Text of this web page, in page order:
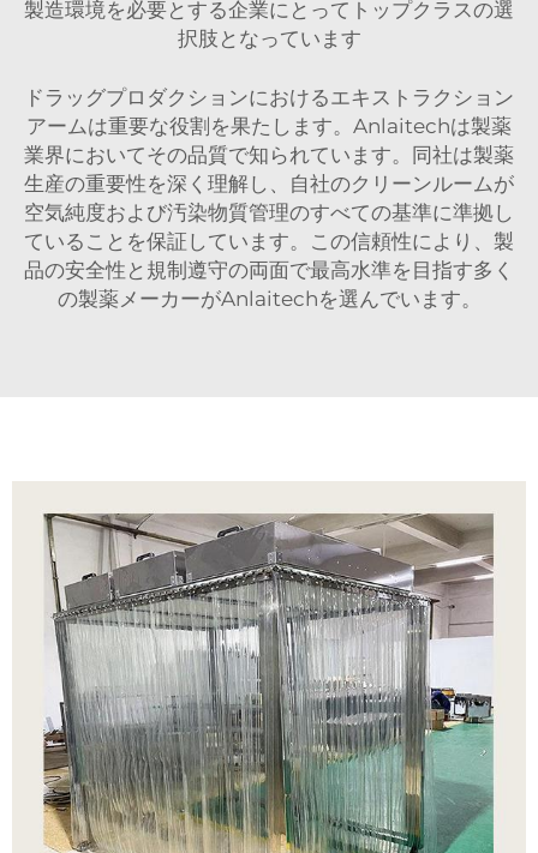
製造環境を必要とする企業にとってトップクラスの選
択肢となっています
ドラッグプロダクションにおけるエキストラクション
アームは重要な役割を果たします。Anlaitechは製薬
業界においてその品質で知られています。同社は製薬
生産の重要性を深く理解し、自社のクリーンルームが
空気純度および汚染物質管理のすべての基準に準拠し
ていることを保証しています。この信頼性により、製
品の安全性と規制遵守の両面で最高水準を目指す多く
の製薬メーカーがAnlaitechを選んでいます。